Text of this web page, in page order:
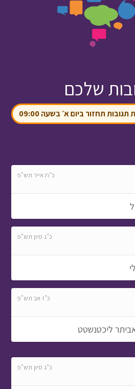
שלכם
תחזור ביום א׳ בשעה 09:00
כ"ח אייר תש"פ
כ"ג סיון תש"פ
כ"ז אב תש"פ
ליכטנשטט
כ"ג סיון תש"פ